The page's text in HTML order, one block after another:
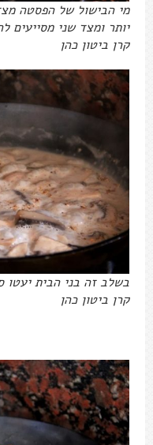
מי הבישול של הפסטה
יותר ומצד שני מסייעים
קרן ביטון כהן
בשלב זה בני הבית יעטו
קרן ביטון כהן